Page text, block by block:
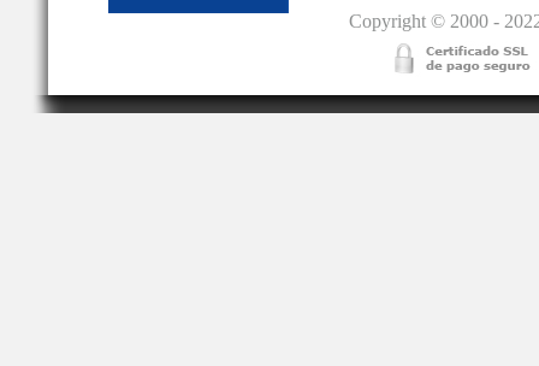
Copyright © 2000 -